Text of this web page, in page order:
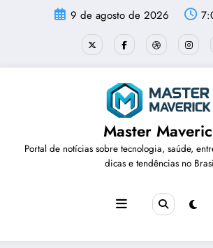
9 de agosto de 2026
Master
Portal de notícias sobre tecnologia, saúde,
dicas e tendências no